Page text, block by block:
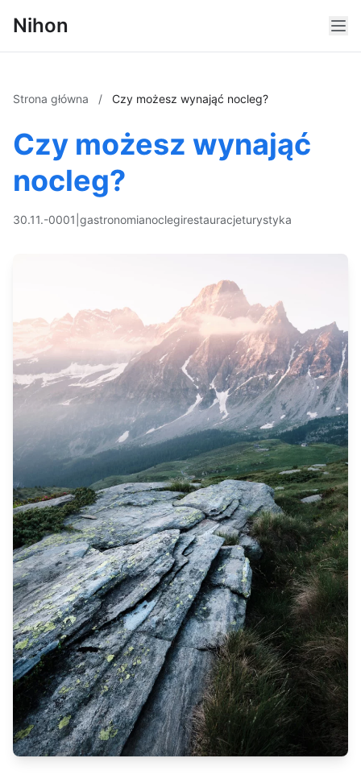
Nihon
Strona główna / Czy możesz wynająć nocleg?
Czy możesz wynająć
nocleg?
30.11.-0001 gastronomianoclegirestauracjeturystyka